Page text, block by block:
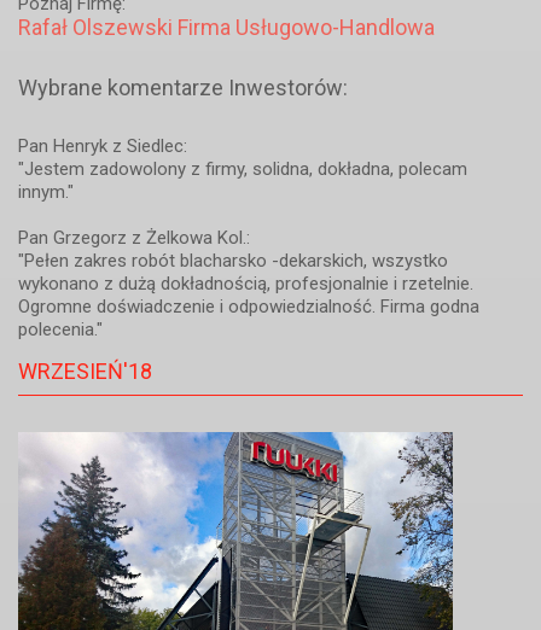
Rafał Olszewski Firma Usługowo-Handlowa
Wybrane komentarze Inwestorów:
Pan Henryk z Siedlec:
"Jestem zadowolony z firmy, solidna, dokładna, polecam
innym."
Pan Grzegorz z Żelkowa Kol.:
"Pełen zakres robót blacharsko -dekarskich, wszystko
wykonano z dużą dokładnością, profesjonalnie i rzetelnie.
Ogromne doświadczenie i odpowiedzialność. Firma godna
polecenia."
WRZESIEŃ'18